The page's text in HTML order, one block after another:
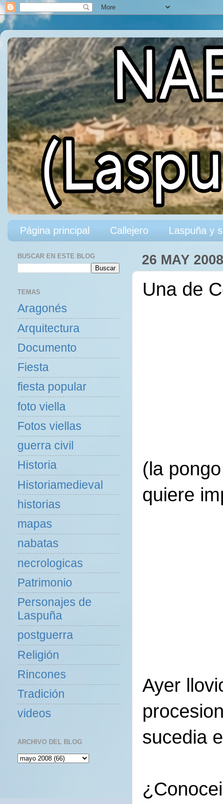
Página principal Callejero Laspuña y
26 MAY 2008
Una de
(la
quiere
Ayer
sucedia
BUSCAR EN ESTE BLOG
TEMAS
Aragonés
Arquitectura
Documento
Fiesta
fiesta popular
foto viella
Fotos viellas
guerra civil
Historia
Historiamedieval
historias
mapas
nabatas
necrologicas
Patrimonio
Personajes de
Laspuña
postguerra
Religión
Rincones
Tradición
videos
ARCHIVO DEL BLOG